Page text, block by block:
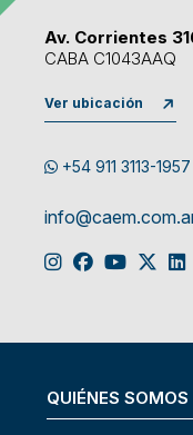
Av. Corrientes
CABA C1043AAQ
Ver ubicación
+54 911 3113-1957
QUIÉNES SOMOS